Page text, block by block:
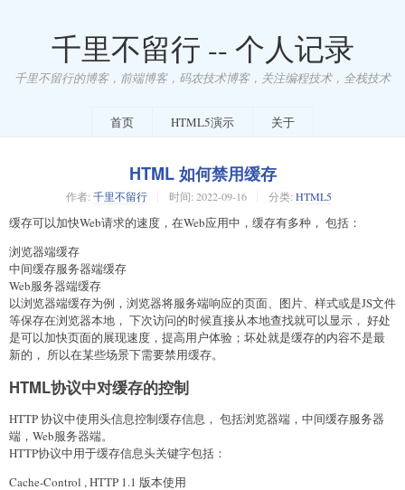
千里不留行 -- 个人记录
千里不留行的博客，前端博客，码农技术博客，关注编程技术，全栈技术
首页 HTML5演示 关于
HTML 如何禁用缓存
作者: 千里不留行 时间: 2022-09-16 分类: HTML5
缓存可以加快Web请求的速度，在Web应用中，缓存有多种， 包括：
浏览器端缓存
中间缓存服务器端缓存
Web服务器端缓存
以浏览器端缓存为例，浏览器将服务端响应的页面、图片、样式或是JS文件
等保存在浏览器本地， 下次访问的时候直接从本地查找就可以显示， 好处
是可以加快页面的展现速度，提高用户体验；坏处就是缓存的内容不是最
新的， 所以在某些场景下需要禁用缓存。
HTML协议中对缓存的控制
HTTP 协议中使用头信息控制缓存信息， 包括浏览器端，中间缓存服务器
端，Web服务器端。
HTTP协议中用于缓存信息头关键字包括：
Cache-Control , HTTP 1.1 版本使用